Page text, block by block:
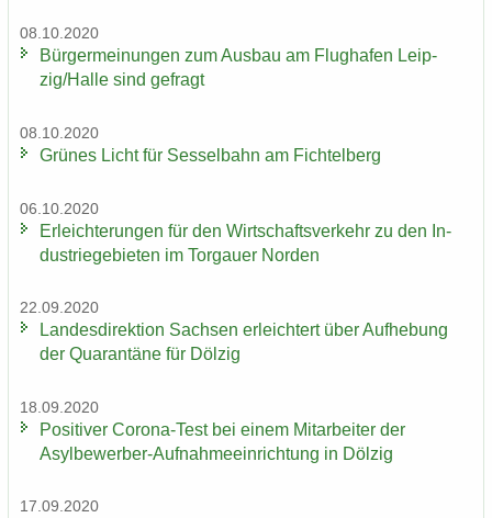
08.10.2020
Bür­ger­mei­nun­gen zum Aus­bau am Flug­ha­fen Leip­
zig/Halle sind ge­fragt
08.10.2020
Grü­nes Licht für Ses­sel­bahn am Fich­tel­berg
06.10.2020
Er­leich­te­run­gen für den Wirt­schafts­ver­kehr zu den In­
dus­trie­ge­bie­ten im Tor­gau­er Nor­den
22.09.2020
Lan­des­di­rek­ti­on Sach­sen er­leich­tert über Auf­he­bung
der Qua­ran­tä­ne für Döl­zig
18.09.2020
Po­si­ti­ver Corona-​Test bei einem Mit­ar­bei­ter der
Asylbewerber-​Aufnahmeeinrichtung in Döl­zig
17.09.2020